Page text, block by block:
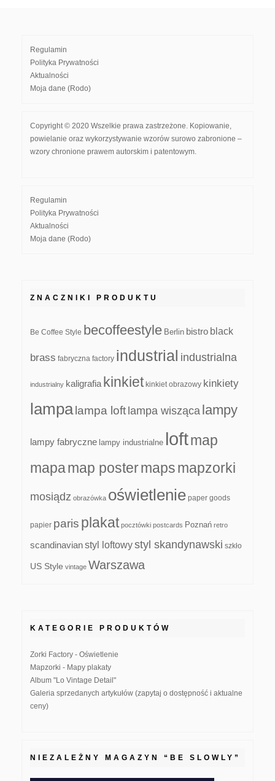
Regulamin
Polityka Prywatności
Aktualności
Moja dane (Rodo)
Copyright © 2020 Wszelkie prawa zastrzeżone. Kopiowanie,
powielanie oraz wykorzystywanie wzorów surowo zabronione –
wzory chronione prawem autorskim i patentowym.
Regulamin
Polityka Prywatności
Aktualności
Moja dane (Rodo)
ZNACZNIKI PRODUKTU
Be Coffee Style becoffeestyle Berlin bistro black
brass fabryczna factory industrial industrialna
industrialny kaligrafia kinkiet kinkiet obrazowy kinkiety
lampa lampa loft lampa wisząca lampy
lampy fabryczne lampy industrialne loftmap
mapamap postermapsmapzorki
mosiądz obrazówka oświetlenie paper goods
papier paris plakat pocztówki postcards Poznań retro
scandinavianstyl loftowystyl skandynawski szkło
US Style vintage Warszawa
KATEGORIE PRODUKTÓW
Zorki Factory - Oświetlenie
Mapzorki - Mapy plakaty
Album "Lo Vintage Detail"
Galeria sprzedanych artykułów (zapytaj o dostępność i aktualne
ceny)
NIEZALEŻNY MAGAZYN “BE SLOWLY”